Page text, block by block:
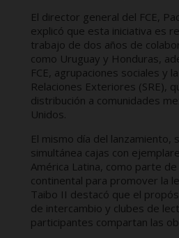
El director general del FCE,
explicó que esta iniciativa es
trabajo de dos años de
como Uruguay y Honduras,
FCE, agrupaciones sociales y
Relaciones Exteriores (SRE),
distribución a comunidades
Unidos.
El mismo día del lanzamiento,
simultánea cajas con
América Latina, como parte
continental para promover la
Taibo II destacó que el
de intercambio y clubes de
participantes compartan las